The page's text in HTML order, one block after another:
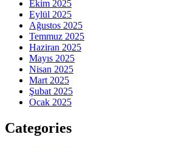
Ekim 2025
Eylül 2025
Ağustos 2025
Temmuz 2025
Haziran 2025
Mayıs 2025
Nisan 2025
Mart 2025
Şubat 2025
Ocak 2025
Categories